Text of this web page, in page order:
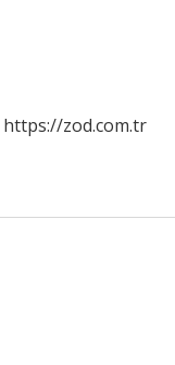
https://zod.com.tr